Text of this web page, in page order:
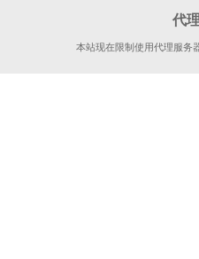
代
本站现在限制使用代理服务